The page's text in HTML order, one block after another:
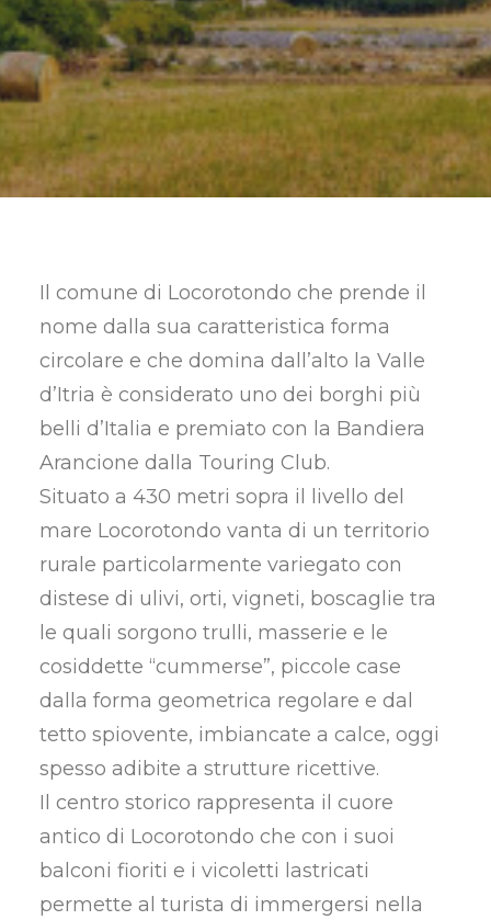
RICERCA
Il comune di Locorotondo che prende il
nome dalla sua caratteristica forma
circolare e che domina dall’alto la Valle
d’Itria è considerato uno dei borghi più
belli d’Italia e premiato con la Bandiera
Arancione dalla Touring Club.
Situato a 430 metri sopra il livello del
mare Locorotondo vanta di un territorio
rurale particolarmente variegato con
distese di ulivi, orti, vigneti, boscaglie tra
le quali sorgono trulli, masserie e le
cosiddette “cummerse”, piccole case
dalla forma geometrica regolare e dal
tetto spiovente, imbiancate a calce, oggi
spesso adibite a strutture ricettive.
Il centro storico rappresenta il cuore
antico di Locorotondo che con i suoi
balconi fioriti e i vicoletti lastricati
permette al turista di immergersi nella